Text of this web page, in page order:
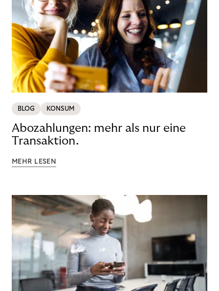
BLOG KONSUM
Abozahlungen: mehr als nur eine
Transaktion.
MEHR LESEN